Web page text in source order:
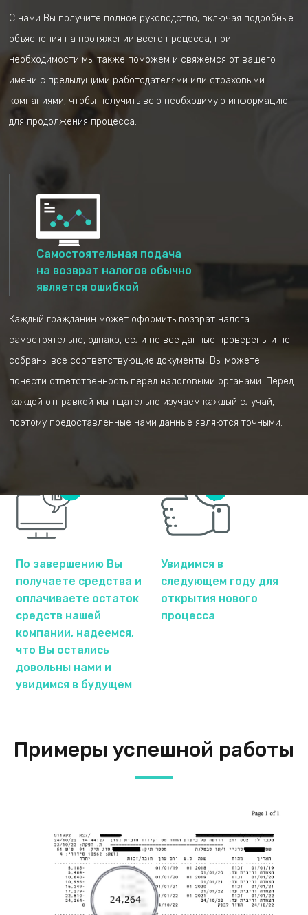
С нами Вы получите полное руководство, включая подробные
объяснения на протяжении всего процесса, при
необходимости мы также поможем и свяжемся от вашего
имени с предыдущими работодателями или страховыми
компаниями, чтобы получить всю необходимую информацию
для продолжения процесса.
Самостоятельная подача
на возврат налогов обычно
является ошибкой
Каждый гражданин может оформить возврат налога
самостоятельно, однако, если не все данные проверены и не
собраны все соответствующие документы, Вы можете
понести ответственность перед налоговыми органами. Перед
каждой отправкой мы тщательно изучаем каждый случай,
поэтому предоставленные нами данные являются точными.
Получив SMS-
сообщение, Вы
контроль списка
через систему
После получения всех
документов дело
Вы получите
завершения расчета
максимальной суммы,
подлежащей
возмещению, прежде
налоговую, и будем
следить за процессом
По завершению Вы
получаете средства и
оплачиваете остаток
средств нашей
компании, надеемся,
что Вы остались
довольны нами и
увидимся в будущем
Увидимся в
следующем году для
открытия нового
процесса
Примеры успешной работы